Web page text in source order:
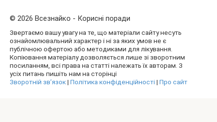
© 2026 Всезнайко - Корисні поради
Звертаємо вашу увагу на те, що матеріали сайту несуть
ознайомлювальний характер і ні за яких умов не є
публічною офертою або методиками для лікування.
Копіювання матеріалу дозволяється лише зі зворотним
посиланням, всі права на статті належать їх авторам. З
усіх питань пишіть нам на сторінці
Зворотній зв’язок| Політика конфіденційності| Про сайт